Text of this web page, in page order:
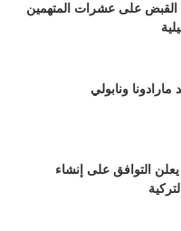
القبض على عشرات المتهمين
ونابولي
يعلن التوافق على إنشاء